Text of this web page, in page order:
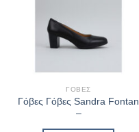
ΓΌΒΕΣ
Γόβες Γόβες Sandra Fontan
–